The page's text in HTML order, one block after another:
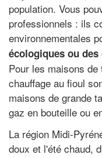
population. Vous
professionnels : ils
environnementales
écologiques ou
Pour les maisons
chauffage au fioul
maisons de grande
gaz en bouteille ou
La région Midi-
doux et l'été chaud,